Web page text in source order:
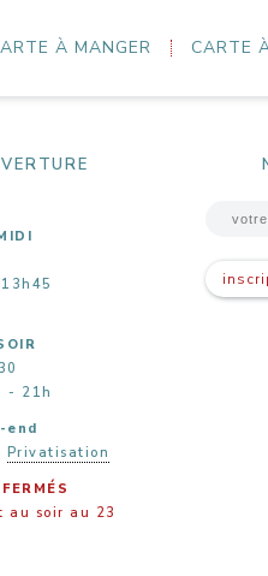
À MANGER CARTE
mais aussi pop : Puggy,
- 21h
end
Privatisation
au soir au 23